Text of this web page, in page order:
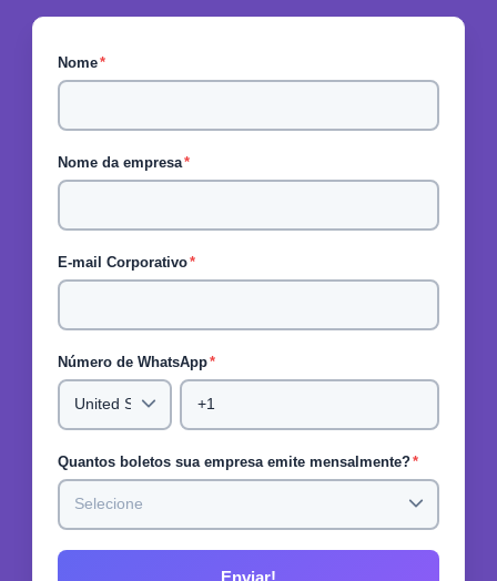
Nome*
Nome da empresa*
E-mail Corporativo*
Número de WhatsApp*
Quantos boletos sua empresa emite mensalmente?*